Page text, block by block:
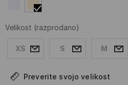
Velikost (razprodano)
XS S M
Preverite svojo velikost